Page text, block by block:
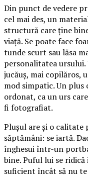
Din punct de vedere
cel mai des, un
structură care ține
viață. Se poate face
tunde scurt sau lăsa
personalitatea
jucăuș, mai copilăros,
mod simpatic. Un plus
ordonat, ca un urs
fi fotografiat.
Plușul are și o calitate
săptămâni: se iartă.
înghesui într-un
bine. Puful lui se
suficient încât să nu